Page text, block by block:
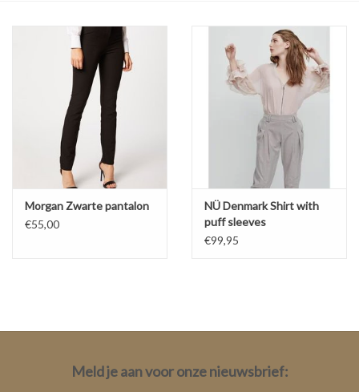
Accessoires
Morgan Zwarte pantalon
€55,00
NÜ Denmark Shirt with
puff sleeves
€99,95
Meld je aan voor onze nieuwsbrief: